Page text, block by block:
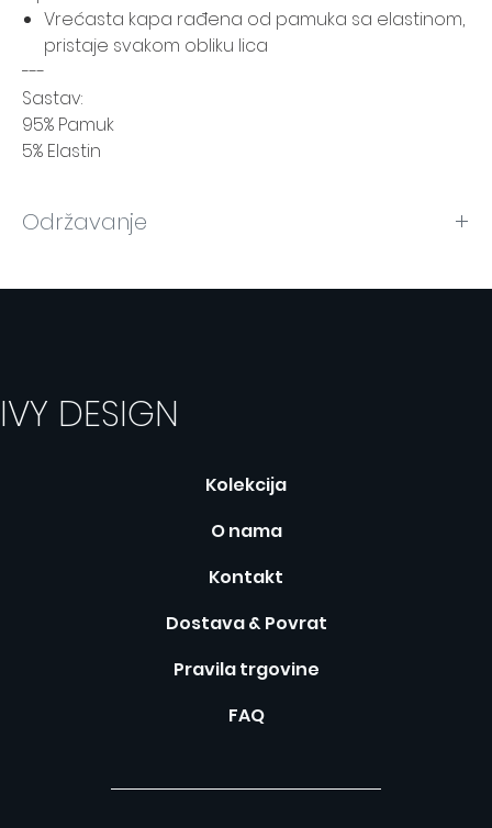
Vrećasta kapa rađena od pamuka sa elastinom,
pristaje svakom obliku lica
---
Sastav:
95% Pamuk
5% Elastin
Održavanje
IVY DESIGN
Kolekcija
O nama
Kontakt
Dostava & Povrat
Pravila trgovine
FAQ